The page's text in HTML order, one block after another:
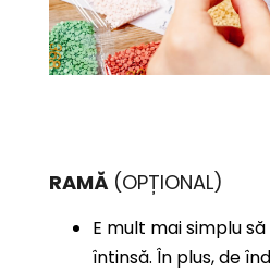
RAMĂ (OPȚIONAL)
E mult mai simplu
întinsă. În plus, de